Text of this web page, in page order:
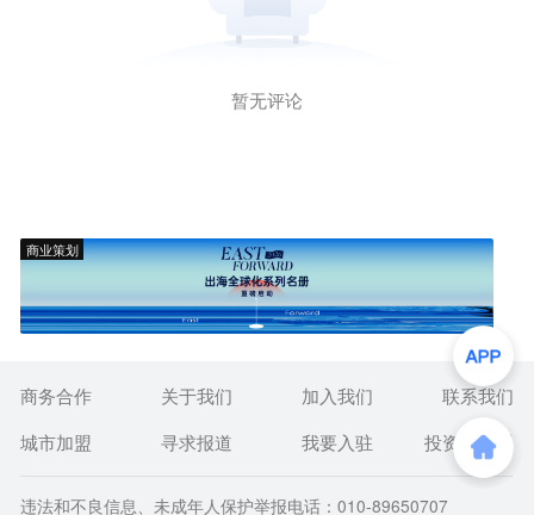
暂无评论
商业策划
商务合作 关于我们 加入我们
联系我们
城市加盟
寻求报道 我要入驻 投资者关系
违法和不良信息、未成年人保护举报电话：010-89650707